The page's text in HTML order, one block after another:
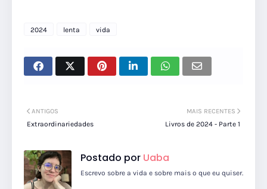
2024 lenta vida
MAIS RECENTES
Livros de 2024 - Parte 1
ANTIGOS
Extraordinariedades
Postado por Uaba
Escrevo sobre a vida e sobre mais o que eu quiser.